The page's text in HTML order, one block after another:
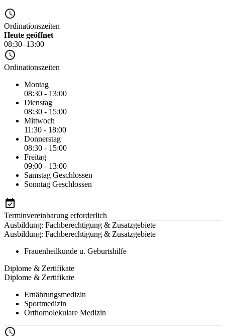
Ordinationszeiten
Heute geöffnet
08:30–13:00
Ordinationszeiten
Montag
08:30 - 13:00
Dienstag
08:30 - 15:00
Mittwoch
11:30 - 18:00
Donnerstag
08:30 - 15:00
Freitag
09:00 - 13:00
Samstag Geschlossen
Sonntag Geschlossen
Terminvereinbarung erforderlich
Ausbildung: Fachberechtigung & Zusatzgebiete
Ausbildung: Fachberechtigung & Zusatzgebiete
Frauenheilkunde u. Geburtshilfe
Diplome & Zertifikate
Diplome & Zertifikate
Ernährungsmedizin
Sportmedizin
Orthomolekulare Medizin